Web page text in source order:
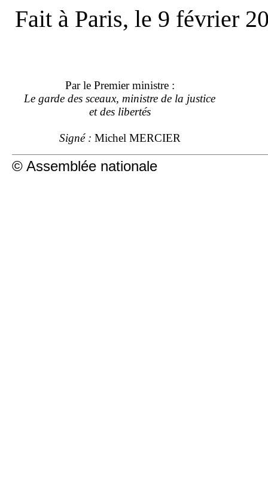
Fait à Paris, le 9 février
Par le Premier ministre :
Le garde des sceaux, ministre de la justice
et des libertés
Signé : Michel MERCIER
© Assemblée nationale